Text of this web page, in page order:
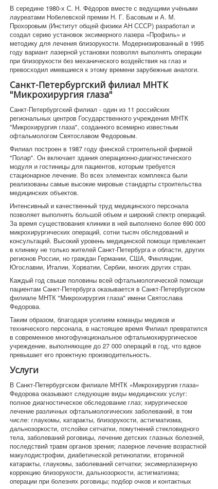
В середине 1980-х С. Н. Фёдоров вместе с ведущими учёными
лауреатами Нобелевской премии Н. Г. Басовым и А. М.
Прохоровым (Институт общей физики АН СССР) разработал и
создал серию установок эксимерного лазера «Профиль» и
методику для лечения близорукости. Модернизированный в 1995
году вариант лазерной установки позволял выполнять операции
при близорукости без механического воздействия на глаз и
превосходил имевшиеся к этому времени зарубежные аналоги.
Санкт-Петербургский филиал МНТК
"Микрохирургия глаза"
Санкт-Петербургский филиал - один из 11 российских
региональных центров Государственного учреждения МНТК
"Микрохирургия глаза", созданного всемирно известным
офтальмологом Святославом Федоровым.
Филиал построен в 1987 году финской строительной фирмой
"Полар". Он включает здания операционно-диагностического
модуля и гостиницы для пациентов, которым требуется
стационарное лечение. Во всех элементах комплекса были
реализованы самые высокие мировые стандарты строительства
медицинских объектов.
Интенсивный и качественный труд медицинского персонала
позволяет выполнять большой объем и широкий спектр операций.
За время существования клиники в ней выполнено более 690 000
микрохирургических операций, сотни тысяч обследований и
консультаций. Высокий уровень медицинской помощи привлекает
в клинику не только жителей Санкт-Петербурга и области, других
регионов России, но граждан Германии, США, Финляндии,
Югославии, Италии, Хорватии, Сербии, многих других стран.
Каждый год свыше половины всей офтальмологической помощи
пациентам Санкт-Петербурга оказывается в Санкт-Петербургском
филиале МНТК "Микрохирургия глаза" имени Святослава
Федорова.
Таким образом, благодаря усилиям команды медиков и
технического персонала, в настоящее время Филиал превратился
в современное многофункциональное офтальмохирургическое
учреждение, выполняющее до 27 000 операций в год, что вдвое
превышает его проектную производительность.
Услуги
В Санкт-Петербургском филиале МНТК «Микрохирургия глаза»
Федорова оказывают следующие виды медицинских услуг:
полное диагностическое обследование глаз; хирургическое
лечение различных офтальмологических заболеваний, в том
числе: глаукомы, катаракты, близорукости, астигматизма,
дальнозоркости, отслойки сетчатки, помутнений стекловидного
тела, заболеваний роговицы, лечение детских глазных болезней,
последствий травм органов зрения; лазерное лечение возрастной
макулодистрофии, диабетической ретинопатии, вторичной
катаракты, глаукомы, заболеваний сетчатки; эксимерлазерную
коррекцию близорукости, дальнозоркости, астигматизма;
операции при болезнях роговицы; подбор очков и контактных